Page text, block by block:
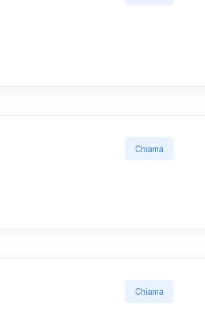
Chiama
Chiama